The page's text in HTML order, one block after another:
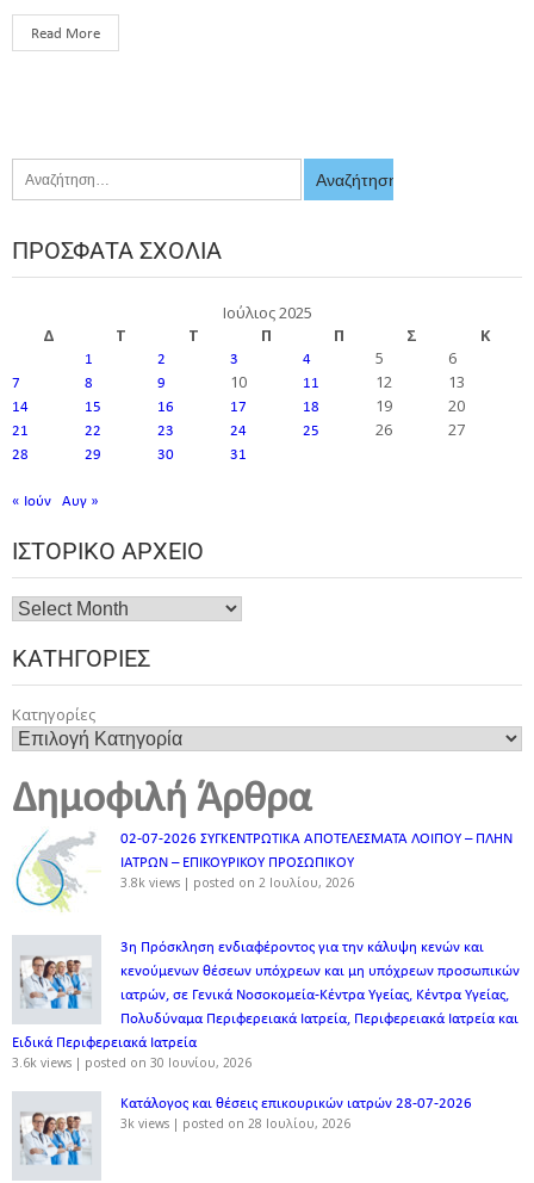
Read More
ΠΡΌΣΦΑΤΑ ΣΧΌΛΙΑ
Ιούλιος 2025
Δ
Τ Τ Π Π Σ Κ
1 2 3 4 5 6
7 8 9 10 11 12 13
14 15 16 17 18 19 20
21 22 23 24 25 26 27
28 29 30 31
« Ιούν Αυγ »
ΙΣΤΟΡΙΚΌ ΑΡΧΕΊΟ
ΚΑΤΗΓΟΡΊΕΣ
Κατηγορίες
Δημοφιλή Άρθρα
02-07-2026 ΣΥΓΚΕΝΤΡΩΤΙΚΑ ΑΠΟΤΕΛΕΣΜΑΤΑ ΛΟΙΠΟΥ – ΠΛΗΝ
ΙΑΤΡΩΝ – ΕΠΙΚΟΥΡΙΚΟΥ ΠΡΟΣΩΠΙΚOY
3.8k views | posted on 2 Ιουλίου, 2026
3η Πρόσκληση ενδιαφέροντος για την κάλυψη κενών και
κενούμενων θέσεων υπόχρεων και μη υπόχρεων προσωπικών
ιατρών, σε Γενικά Νοσοκομεία-Κέντρα Υγείας, Κέντρα Υγείας,
Πολυδύναμα Περιφερειακά Ιατρεία, Περιφερειακά Ιατρεία και
Ειδικά Περιφερειακά Ιατρεία
3.6k views | posted on 30 Ιουνίου, 2026
Κατάλογος και θέσεις επικουρικών ιατρών 28-07-2026
3k views | posted on 28 Ιουλίου, 2026